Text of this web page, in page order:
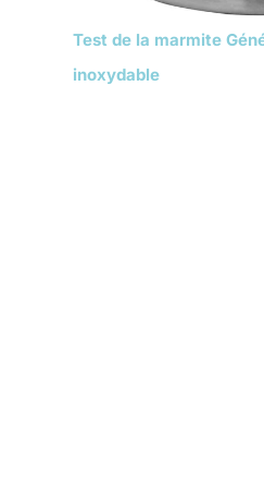
Test de la marmite
inoxydable